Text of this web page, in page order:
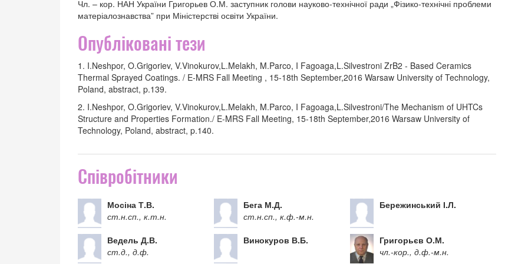
Чл. – кор. НАН України Григорьев О.М. заступник голови науково-технічної ради „Фізико-технічні проблеми
матеріалознавства” при Міністерстві освіти України.
Опубліковані тези
1. I.Neshpor, O.Grigoriev, V.Vinokurov,L.Melakh, M.Parco, I Fagoaga,L.Silvestroni ZrB2 - Based Ceramics
Thermal Sprayed Coatings. / E-MRS Fall Meeting , 15-18th September,2016 Warsaw University of Technology,
Poland, abstract, p.139.
2. I.Neshpor, O.Grigoriev, V.Vinokurov,L.Melakh, M.Parco, I Fagoaga,L.Silvestroni/The Mechanism of UHTCs
Structure and Properties Formation./ E-MRS Fall Meeting, 15-18th September,2016 Warsaw University of
Technology, Poland, abstract, p.140.
Співробітники
Мосіна Т.В.
ст.н.сп., к.т.н.
Бега М.Д.
ст.н.сп., к.ф.-м.н.
Бережинський І.Л.
Ведель Д.В.
ст.д., д.ф.
Винокуров В.Б.
Григорьєв О.М.
чл.-кор., д.ф.-м.н.